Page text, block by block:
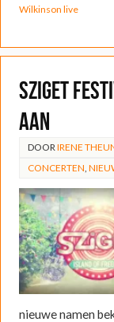
Wilkinson live
Sziget
aan
DOOR IRENE
CONCERTEN
nieuwe namen